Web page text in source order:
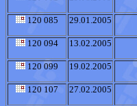
120 085 29.01.2005
120 094 13.02.2005
120 099 19.02.2005
120 107 27.02.2005